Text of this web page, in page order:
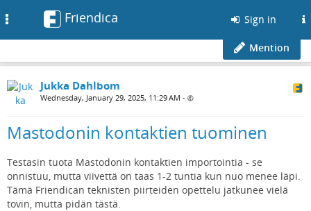
Friendica Sign in
Mention
Jukka Dahlbom
Wednesday, January 29, 2025, 11:29 AM •
Mastodonin kontaktien tuominen
Testasin tuota Mastodonin kontaktien importointia - se
onnistuu, mutta viivettä on taas 1-2 tuntia kun nuo menee läpi.
Tämä Friendican teknisten piirteiden opettelu jatkunee vielä
tovin, mutta pidän tästä.